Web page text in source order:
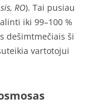
RO). Tai pusiau
iki 99–100 %
dešimtmečiais ši
vartotojui